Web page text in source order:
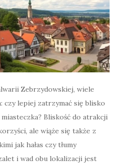
Zebrzydowskiej, wiele
czy lepiej zatrzymać się blisko
Bliskość do atrakcji
ale wiąże się także z
jak hałas czy tłumy
i wad obu lokalizacji jest